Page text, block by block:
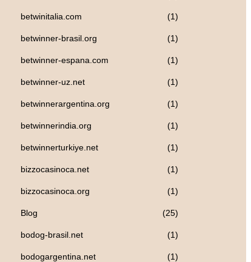
betwinitalia.com (1)
betwinner-brasil.org (1)
betwinner-espana.com (1)
betwinner-uz.net (1)
betwinnerargentina.org (1)
betwinnerindia.org (1)
betwinnerturkiye.net (1)
bizzocasinoca.net (1)
bizzocasinoca.org (1)
Blog (25)
bodog-brasil.net (1)
bodogargentina.net (1)